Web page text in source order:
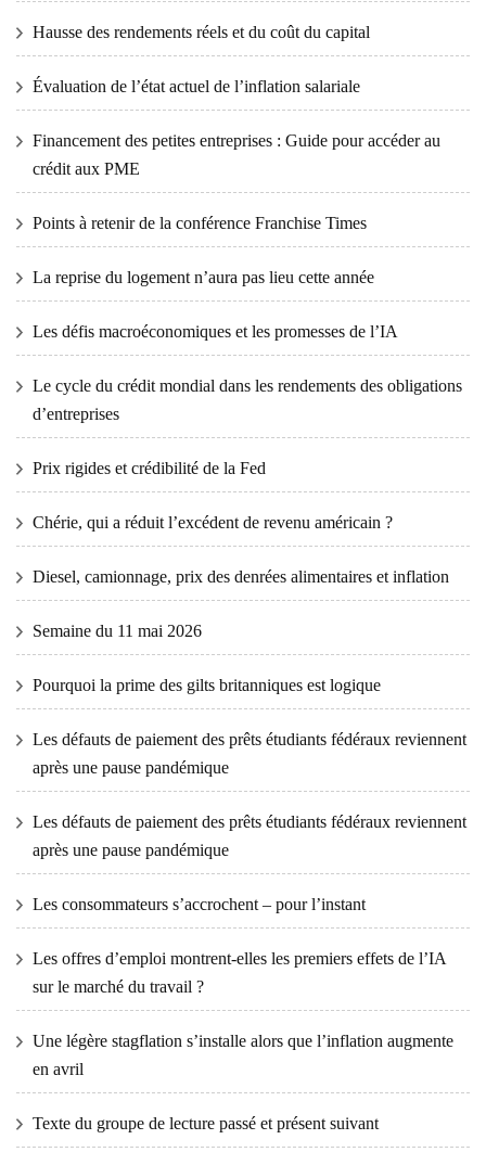
Hausse des rendements réels et du coût du capital
Évaluation de l’état actuel de l’inflation salariale
Financement des petites entreprises : Guide pour accéder au
crédit aux PME
Points à retenir de la conférence Franchise Times
La reprise du logement n’aura pas lieu cette année
Les défis macroéconomiques et les promesses de l’IA
Le cycle du crédit mondial dans les rendements des obligations
d’entreprises
Prix ​​​​rigides et crédibilité de la Fed
Chérie, qui a réduit l’excédent de revenu américain ?
Diesel, camionnage, prix des denrées alimentaires et inflation
Semaine du 11 mai 2026
Pourquoi la prime des gilts britanniques est logique
Les défauts de paiement des prêts étudiants fédéraux reviennent
après une pause pandémique
Les défauts de paiement des prêts étudiants fédéraux reviennent
après une pause pandémique
Les consommateurs s’accrochent – ​​pour l’instant
Les offres d’emploi montrent-elles les premiers effets de l’IA
sur le marché du travail ?
Une légère stagflation s’installe alors que l’inflation augmente
en avril
Texte du groupe de lecture passé et présent suivant